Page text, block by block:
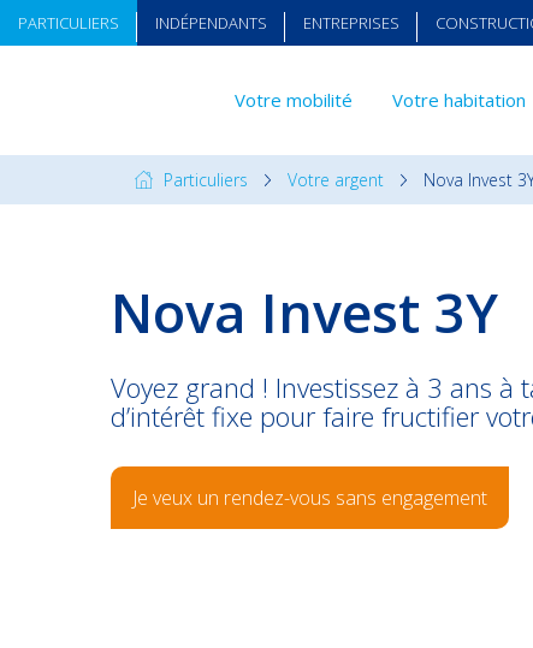
PARTICULIERS
Votre mobilité Votre habitation
INDÉPENDANTS ENTREPRISES
Particuliers Votre argent Nova Invest
Nova Invest 3Y
Voyez grand ! Investissez à 3 ans à
d’intérêt fixe pour faire fructifier
Je veux un rendez-vous sans engagement